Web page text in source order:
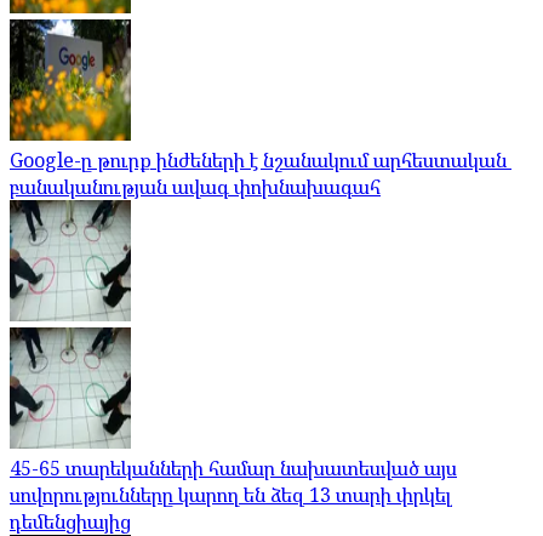
Google-ը թուրք ինժեների է նշանակում արհեստական ​​
բանականության ավագ փոխնախագահ
45-65 տարեկանների համար նախատեսված այս
սովորությունները կարող են ձեզ 13 տարի փրկել
դեմենցիայից